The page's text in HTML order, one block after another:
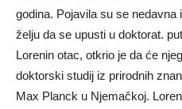
godina. Pojavila su se
želju da se upusti u doktorat.
Lorenin otac, otkrio je da će
doktorski studij iz prirodnih
Max Planck u Njemačkoj.